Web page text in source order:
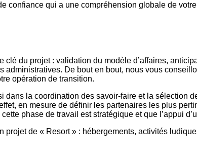
confiance qui a une compréhension globale de
du projet : validation du modèle d’affaires,
De bout en bout, nous vous
opération de transition.
la coordination des savoir-faire et la sélection
en mesure de définir les partenaires les plus
phase de travail est stratégique et que l’appui
de « Resort » : hébergements, activités